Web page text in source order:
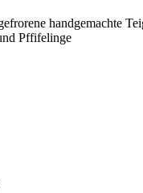
handgemachte
Pffifelinge